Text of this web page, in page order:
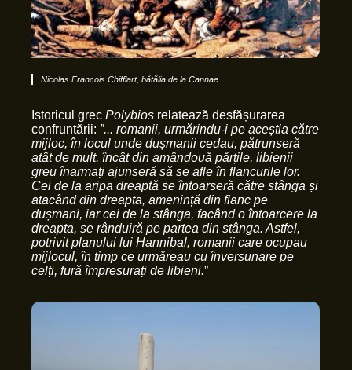
Nicolas Francois Chifflart, bătălia de la Cannae
Istoricul grec Polybios relatează desfășurarea
confruntării: ”... romanii, urmărindu-i pe aceștia către
mijloc, în locul unde dușmanii cedau, pătrunseră
atât de mult, încât din amândouă părțile, libienii
greu înarmați ajunseră să se afle în flancurile lor.
Cei de la aripa dreaptă se întoarseră către stânga și
atacând din dreapta, amenință din flanc pe
dușmani, iar cei de la stânga, facând o întoarcere la
dreapta, se rânduiră pe partea din stânga. Astfel,
potrivit planului lui Hannibal, romanii care ocupau
mijlocul, în timp ce urmăreau cu înversunare pe
celți, fură împresurați de libieni.”